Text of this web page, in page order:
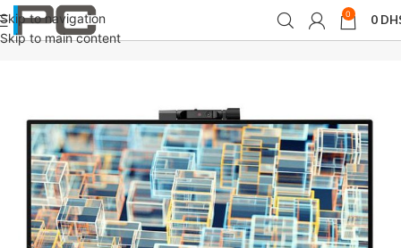
Skip to navigation
Skip to main content
0 0
Accueil périphériques